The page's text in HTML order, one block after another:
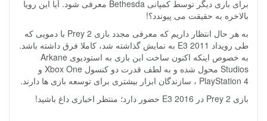
برای باری دیگر توسط کمپانی Bethesda معرفی شود. آیا این رویا
بالاخره به حقیقت می پیوندد؟!
به هر حال انتظار داریم که معرفی مجدد بازی Prey 2 با دمویی که
طی رویداد E3 2011 به نمایش گذاشته شد، کاملا فرق داشته باشد.
به خصوص اینکه اکنون ساخت این بازی به استودیوی Arkane
Studios محول شده و به لطف قدرت دو کنسول Xbox One و
PlayStation 4 ، سازندگان ابزار بیشتری برای توسعه بازی ها دارند.
بازی Prey 2 در E3 2016 حضور دارد؛ منتظر اخباری داغ باشید!